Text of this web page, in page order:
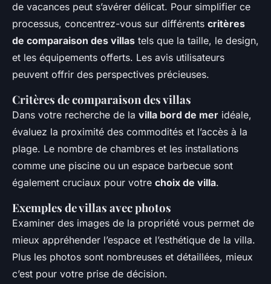
de vacances peut s’avérer délicat. Pour simplifier ce
processus, concentrez-vous sur différents critères
de comparaison des villas tels que la taille, le design,
et les équipements offerts. Les avis utilisateurs
peuvent offrir des perspectives précieuses.
Critères de comparaison des villas
Dans votre recherche de la villa bord de mer idéale,
évaluez la proximité des commodités et l’accès à la
plage. Le nombre de chambres et les installations
comme une piscine ou un espace barbecue sont
également cruciaux pour votre choix de villa.
Exemples de villas avec photos
Examiner des images de la propriété vous permet de
mieux appréhender l’espace et l’esthétique de la villa.
Plus les photos sont nombreuses et détaillées, mieux
c’est pour votre prise de décision.